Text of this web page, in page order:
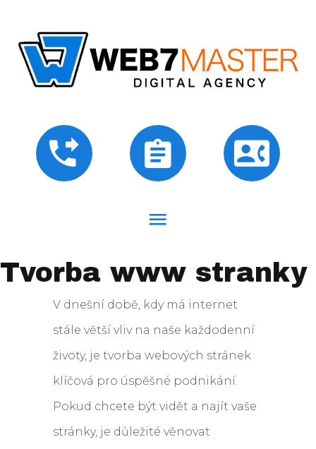
Tvorba www stranky
V dnešní době, kdy má internet
stále větší vliv na naše každodenní
životy, je tvorba webových stránek
klíčová pro úspěšné podnikání.
Pokud chcete být vidět a najít vaše
stránky, je důležité věnovat